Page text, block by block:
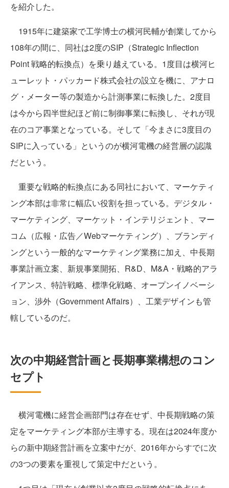
を紹介した。
1915年に建築家で工学博士の横河民輔が創業してから
108年の間に、同社は2度のSIP（Strategic Inflection
Point 戦略的転換点）を乗り越えている。1度目は横河ヒ
ューレット・パッカード株式会社の設立を機に、アナロ
グ・メーター等の製造から計測事業に転換した。2度目
は今から四半世紀ほど前に制御事業に転換し、それが現
在のコア事業となっている。そして「今まさに3度目の
SIPに入っている」というのが横河電機の経営層の認識
だという。
重要な戦略的転換点にある同社において、マーケティ
ング本部は非常に幅広い役割を担っている。デジタル・
マーケティング、マーケット・インテリジェント、マー
コム（広報・広告／Webマーケティング）、ブランディ
ングという一般的なマーケティング業務に加え、中長期
事業計画立案、新規事業開拓、R&D、M&A・戦略的アラ
イアンス、特許戦略、標準化戦略、オープンイノベーシ
ョン、渉外（Government Affairs）、工業デザインも管
轄しているのだ。
次の中期経営計画と長期事業構想のコン
セプト
横河電機に経営企画部門は存在せず、中長期戦略の策
定をマーケティング本部が主導する。現在は2024年度か
らの新中期経営計画を立案中だが、2016年からすでに次
の3つの要素を重視して策定中だという。